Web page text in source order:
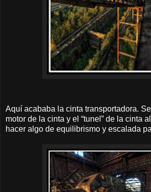
Aquí acababa la cinta transportadora.
motor de la cinta y el “tunel” de la cinta
hacer algo de equilibrismo y escalada